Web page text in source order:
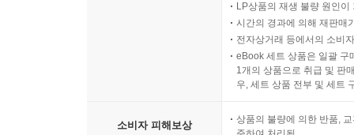
LP상품의 재생 불량 원인
시간의 경과에 의해 재판매
전자상거래 등에서의 소비
eBook 세트 상품은 일괄 구
1개의 상품으로 취급 및 판
우, 세트 상품 전부 및 세트
소비자 피해보상
상품의 불량에 의한 반품,